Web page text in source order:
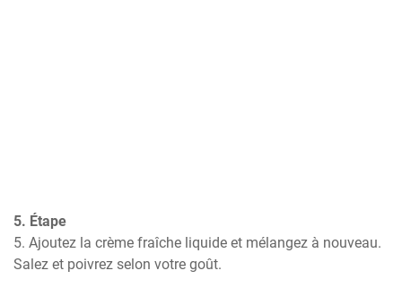
5. Étape
5. Ajoutez la crème fraîche liquide et mélangez à nouveau.
Salez et poivrez selon votre goût.